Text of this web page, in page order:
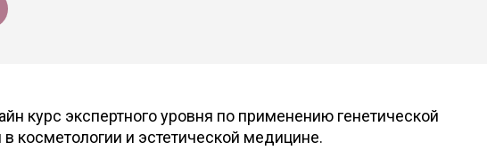
курс экспертного уровня по применению генетической
в косметологии и эстетической медицине.